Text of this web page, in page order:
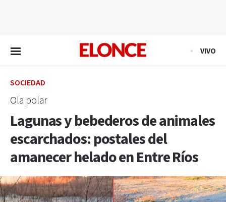
VIVO
SOCIEDAD
Ola polar
Lagunas y bebederos de animales
escarchados: postales del
amanecer helado en Entre Ríos